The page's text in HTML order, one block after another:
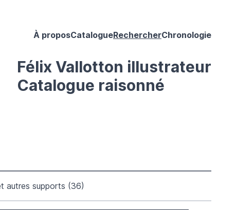
À proposCatalogueRechercherChronologie
Félix Vallotton illustrateur
Catalogue raisonné
autres supports (36)